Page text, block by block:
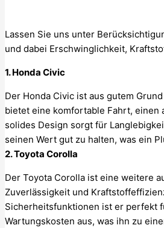
Lassen Sie uns unter
und dabei Erschwinglichkeit,
1. Honda Civic
Der Honda Civic ist aus gutem
bietet eine komfortable Fahrt, einen
solides Design sorgt für
seinen Wert gut zu halten, was ein
2. Toyota Corolla
Der Toyota Corolla ist eine weitere
Zuverlässigkeit und
Sicherheitsfunktionen ist er perfekt
Wartungskosten aus, was ihn zu